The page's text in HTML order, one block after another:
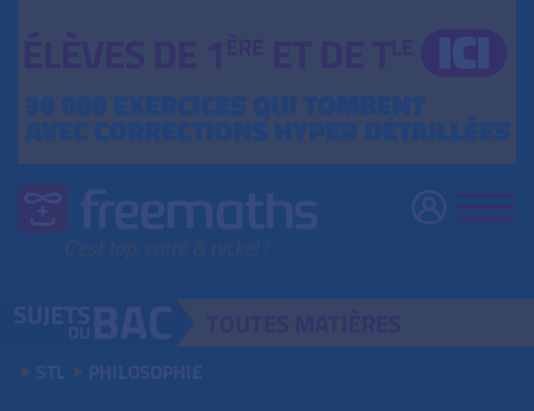
STL PHILOSOPHIE